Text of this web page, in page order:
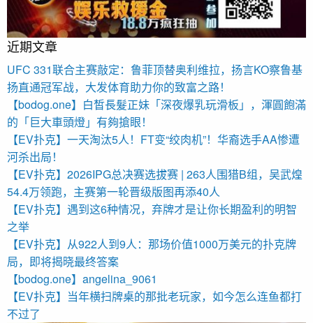
近期文章
UFC 331联合主赛敲定：鲁菲顶替奥利维拉，扬言KO察鲁基
扬直通冠军战，大发体育助力你的致富之路！
【bodog.one】白皙長髮正妹「深夜爆乳玩滑板」，渾圓飽滿
的「巨大車頭燈」有夠搶眼！
【EV扑克】一天淘汰5人！FT变“绞肉机”！华裔选手AA惨遭
河杀出局！
【EV扑克】2026IPG总决赛选拔赛 | 263人围猎B组，吴武煌
54.4万领跑，主赛第一轮晋级版图再添40人
【EV扑克】遇到这6种情况，弃牌才是让你长期盈利的明智
之举
【EV扑克】从922人到9人：那场价值1000万美元的扑克牌
局，即将揭晓最终答案
【bodog.one】angelina_9061
【EV扑克】当年横扫牌桌的那批老玩家，如今怎么连鱼都打
不过了